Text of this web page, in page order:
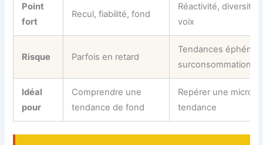
Point
fort
Recul, fiabilité, fond
Réactivité, diversité
voix
Risque Parfois en retard
Tendances
surconsommation
Idéal
pour
Comprendre une
tendance de fond
Repérer une micro-
tendance